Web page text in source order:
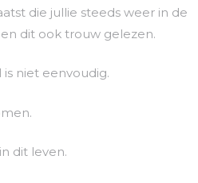
die jullie steeds weer in de
dit ook trouw gelezen.
niet eenvoudig.
dit leven.